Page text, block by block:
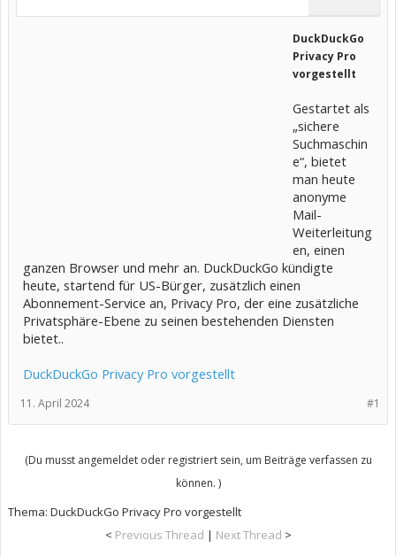
DuckDuckGo
Privacy Pro
vorgestellt
Gestartet als
„sichere
Suchmaschin
e“, bietet
man heute
anonyme
Mail-
Weiterleitung
en, einen
ganzen Browser und mehr an. DuckDuckGo kündigte
heute, startend für US-Bürger, zusätzlich einen
Abonnement-Service an, Privacy Pro, der eine zusätzliche
Privatsphäre-Ebene zu seinen bestehenden Diensten
bietet..
DuckDuckGo Privacy Pro vorgestellt
#1
11. April 2024
(Du musst angemeldet oder registriert sein, um Beiträge verfassen zu
können. )
Thema: DuckDuckGo Privacy Pro vorgestellt
< Previous Thread | Next Thread >